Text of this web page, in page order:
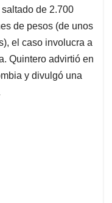
de 2.700
de pesos (de unos
el caso involucra a
Quintero advirtió en
y divulgó una